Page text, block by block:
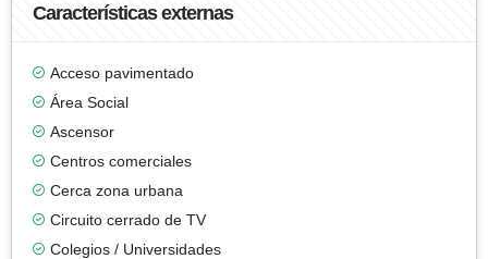
Características externas
Acceso pavimentado
Área Social
Ascensor
Centros comerciales
Cerca zona urbana
Circuito cerrado de TV
Colegios / Universidades